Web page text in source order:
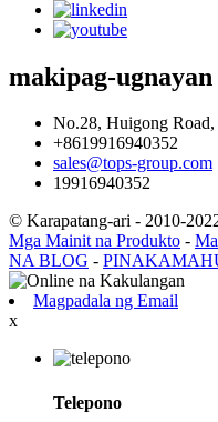
makipag-ugnayan
No.28, Huigong
+8619916940352
sales@tops-group.com
19916940352
© Karapatang-ari - 2010-
Mga Mainit na Produkto -
NA BLOG -
Magpadala ng Email
x
Telepono